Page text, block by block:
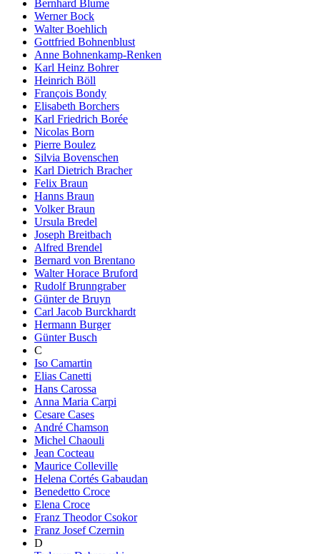
Bernhard Blume
Werner Bock
Walter Boehlich
Gottfried Bohnenblust
Anne Bohnenkamp-Renken
Karl Heinz Bohrer
Heinrich Böll
François Bondy
Elisabeth Borchers
Karl Friedrich Borée
Nicolas Born
Pierre Boulez
Silvia Bovenschen
Karl Dietrich Bracher
Felix Braun
Hanns Braun
Volker Braun
Ursula Bredel
Joseph Breitbach
Alfred Brendel
Bernard von Brentano
Walter Horace Bruford
Rudolf Brunngraber
Günter de Bruyn
Carl Jacob Burckhardt
Hermann Burger
Günter Busch
C
Iso Camartin
Elias Canetti
Hans Carossa
Anna Maria Carpi
Cesare Cases
André Chamson
Michel Chaouli
Jean Cocteau
Maurice Colleville
Helena Cortés Gabaudan
Benedetto Croce
Elena Croce
Franz Theodor Csokor
Franz Josef Czernin
D